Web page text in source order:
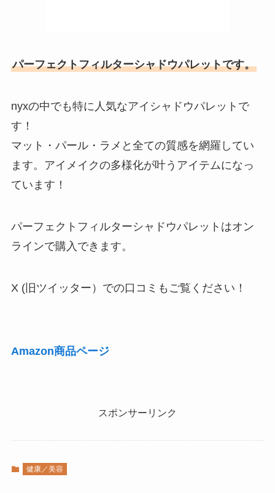
パーフェクトフィルターシャドウパレットです。
nyxの中でも特に人気なアイシャドウパレットで
す！
マット・パール・ラメと全ての質感を網羅してい
ます。アイメイクの多様化が叶うアイテムになっ
ています！
パーフェクトフィルターシャドウパレットはオン
ラインで購入できます。
X (旧ツイッター）での口コミもご覧ください！
Amazon商品ページ
スポンサーリンク
健康／美容